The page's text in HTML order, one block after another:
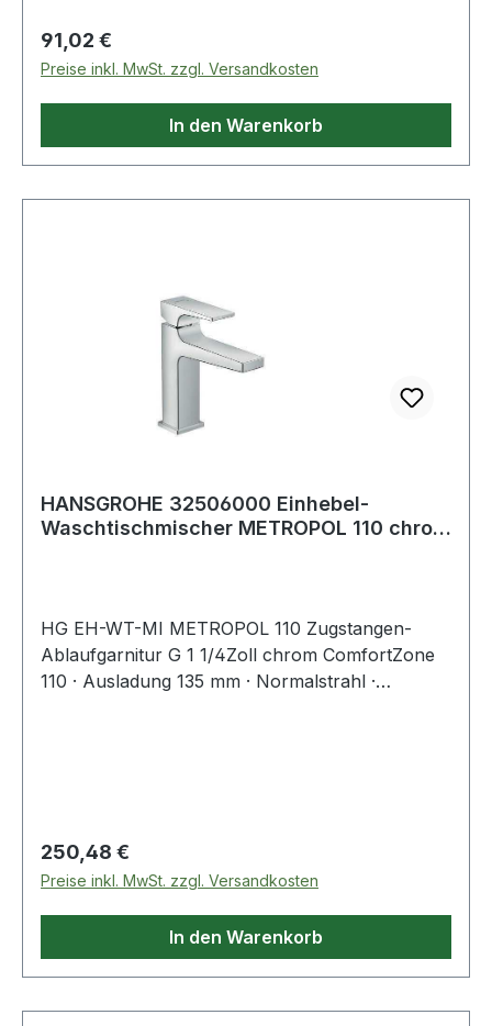
Regulärer Preis:
91,02 €
Preise inkl. MwSt. zzgl. Versandkosten
In den Warenkorb
HANSGROHE 32506000 Einhebel-
Waschtischmischer METROPOL 110 chrom
HG EH-WT-MI METROPOL 110 Zugstangen-
Ablaufgarnitur G 1 1/4Zoll chrom ComfortZone
110 · Ausladung 135 mm · Normalstrahl ·
Regulärer Preis:
250,48 €
Preise inkl. MwSt. zzgl. Versandkosten
In den Warenkorb